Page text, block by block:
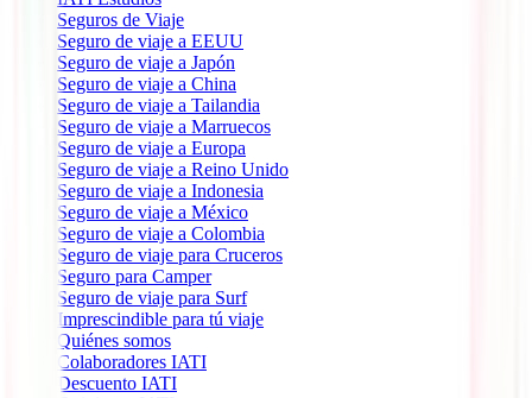
Seguros de Viaje
Seguro de viaje a EEUU
Seguro de viaje a Japón
Seguro de viaje a China
Seguro de viaje a Tailandia
Seguro de viaje a Marruecos
Seguro de viaje a Europa
Seguro de viaje a Reino Unido
Seguro de viaje a Indonesia
Seguro de viaje a México
Seguro de viaje a Colombia
Seguro de viaje para Cruceros
Seguro para Camper
Seguro de viaje para Surf
Imprescindible para tú viaje
Quiénes somos
Colaboradores IATI
Descuento IATI